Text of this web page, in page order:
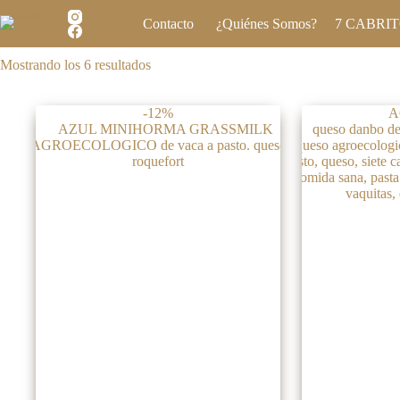
al
Contacto ¿Quiénes Somos? 7
Mostrando los 6 resultados
-12%